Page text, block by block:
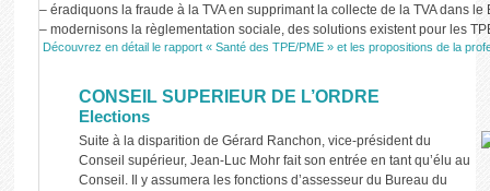
– éradiquons la fraude à la TVA en supprimant la collecte de la TVA dans le
– modernisons la règlementation sociale, des solutions existent pour les
Découvrez en détail le rapport « Santé des TPE/PME » et les propositions de la
CONSEIL SUPERIEUR DE L’ORDRE
Elections
Suite à la disparition de Gérard Ranchon, vice-président du
Conseil supérieur, Jean-Luc Mohr fait son entrée en tant qu’élu au
Conseil. Il y assumera les fonctions d’assesseur du Bureau du